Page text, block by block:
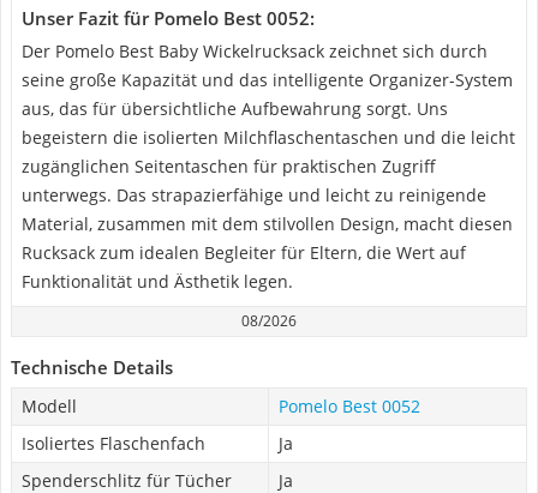
Unser Fazit für Pomelo Best 0052:
Der Pomelo Best Baby Wickelrucksack zeichnet sich durch
seine große Kapazität und das intelligente Organizer-System
aus, das für übersichtliche Aufbewahrung sorgt. Uns
begeistern die isolierten Milchflaschentaschen und die leicht
zugänglichen Seitentaschen für praktischen Zugriff
unterwegs. Das strapazierfähige und leicht zu reinigende
Material, zusammen mit dem stilvollen Design, macht diesen
Rucksack zum idealen Begleiter für Eltern, die Wert auf
Funktionalität und Ästhetik legen.
08/2026
Technische Details
Modell
Pomelo Best 0052
Isoliertes Flaschenfach
Ja
Spenderschlitz für Tücher
Ja